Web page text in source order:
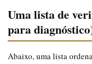
Uma lista de
para
Abaixo, uma lista